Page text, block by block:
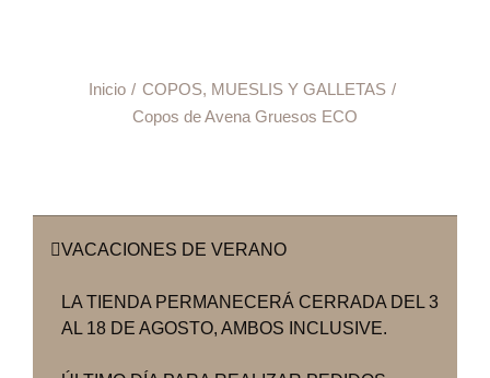
Inicio
COPOS, MUESLIS Y GALLETAS
Copos de Avena Gruesos ECO
VACACIONES DE VERANO
LA TIENDA PERMANECERÁ CERRADA DEL 3
AL 18 DE AGOSTO, AMBOS INCLUSIVE.